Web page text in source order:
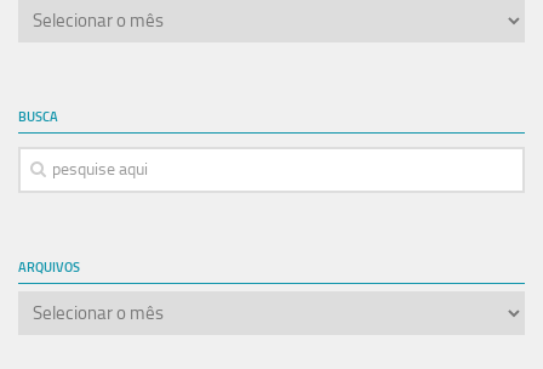
Arquivos
BUSCA
ARQUIVOS
Arquivos